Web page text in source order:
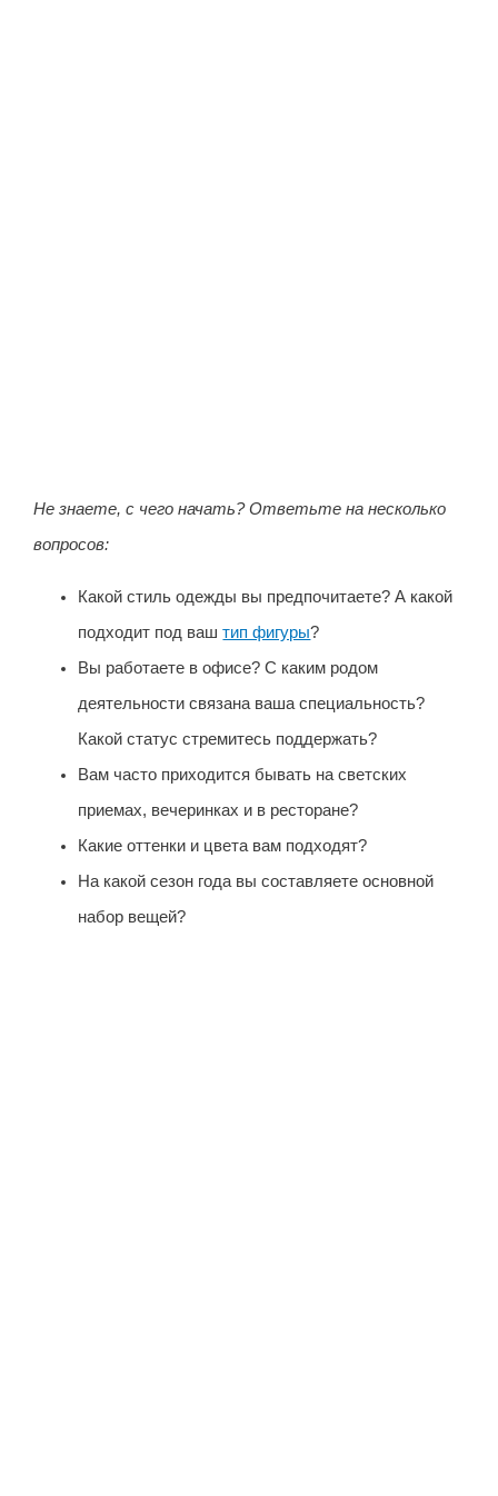
Не знаете, с чего начать? Ответьте на несколько
вопросов:
Какой стиль одежды вы предпочитаете? А какой
подходит под ваштип фигуры?
Вы работаете в офисе? С каким родом
деятельности связана ваша специальность?
Какой статус стремитесь поддержать?
Вам часто приходится бывать на светских
приемах, вечеринках и в ресторане?
Какие оттенки и цвета вам подходят?
На какой сезон года вы составляете основной
набор вещей?